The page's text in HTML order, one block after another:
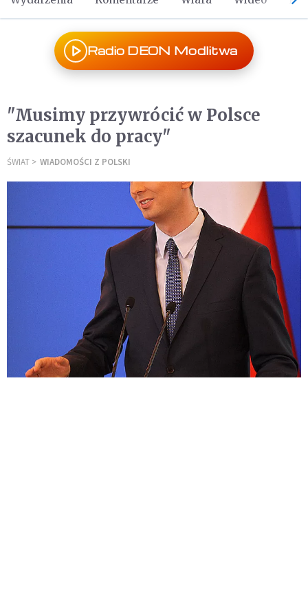
Radio DEON Modlitwa
"Musimy przywrócić w Polsce
szacunek do pracy"
ŚWIAT WIADOMOŚCI Z POLSKI